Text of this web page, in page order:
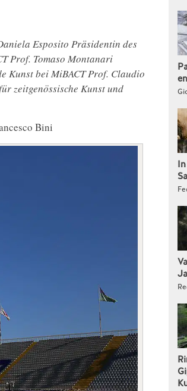
Esposito Präsidentin des
Prof. Tomaso Montanari
Kunst bei MiBACT Prof. Claudio
zeitgenössische Kunst und
Bini